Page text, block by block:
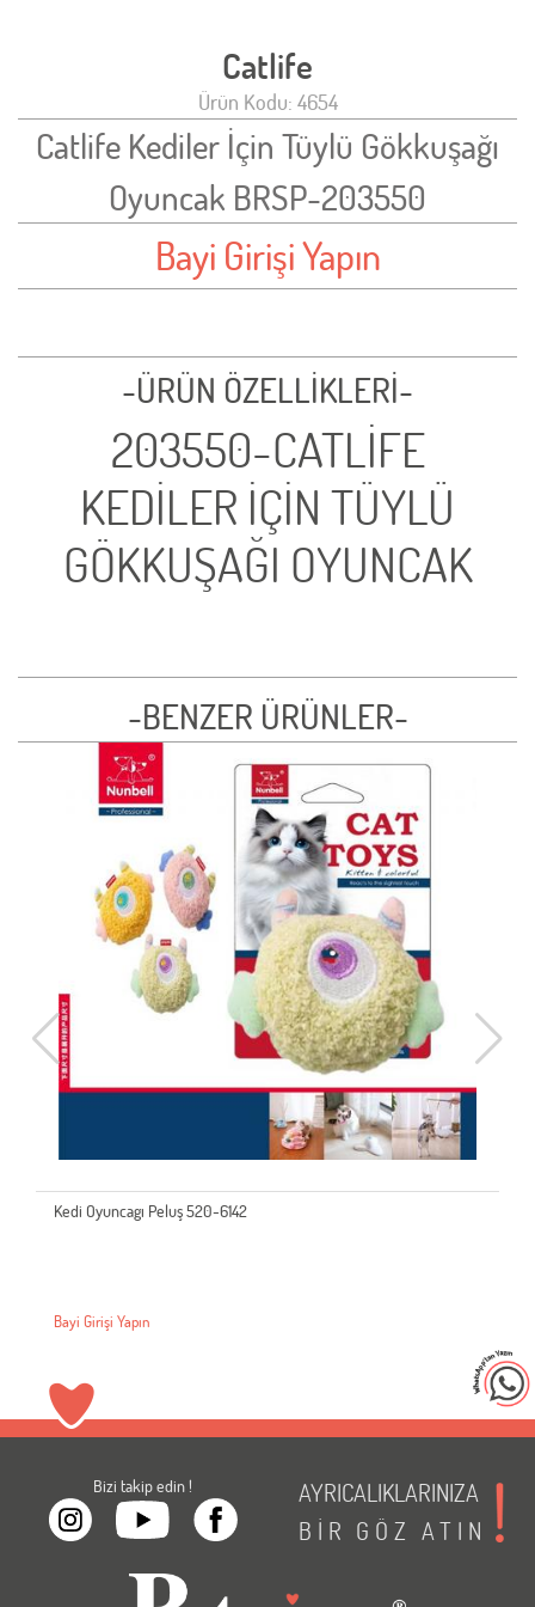
Catlife
Ürün Kodu: 4654
Catlife Kediler İçin Tüylü Gökkuşağı
Oyuncak BRSP-203550
Bayi Girişi Yapın
-ÜRÜN ÖZELLİKLERİ-
203550-CATLİFE
KEDİLER İÇİN TÜYLÜ
GÖKKUŞAĞI OYUNCAK
-BENZER ÜRÜNLER-
Kedi Oyuncagı Peluş 520-6142
Bayi Girişi Yapın
Bizi takip edin !
AYRICALIKLARINIZA
BİR GÖZ ATIN